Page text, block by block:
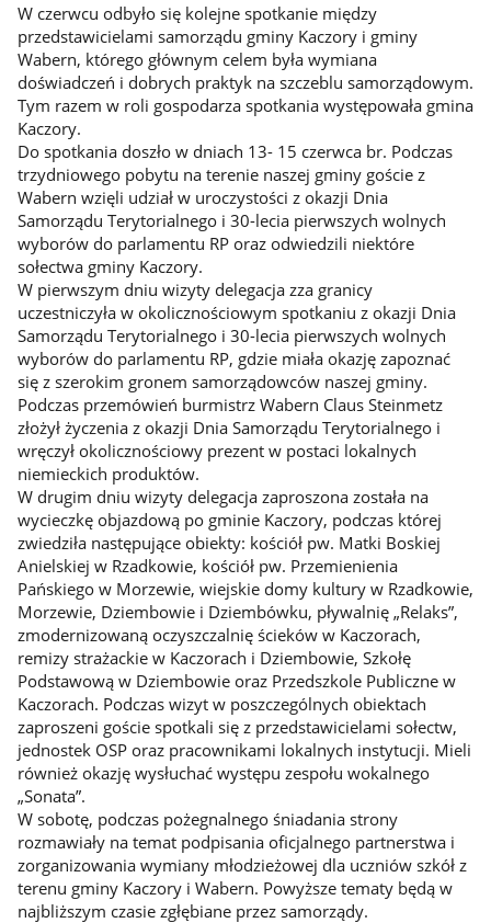
W czerwcu odbyło się kolejne spotkanie między
przedstawicielami samorządu gminy Kaczory i gminy
Wabern, którego głównym celem była wymiana
doświadczeń i dobrych praktyk na szczeblu samorządowym.
Tym razem w roli gospodarza spotkania występowała gmina
Kaczory.
Do spotkania doszło w dniach 13- 15 czerwca br. Podczas
trzydniowego pobytu na terenie naszej gminy goście z
Wabern wzięli udział w uroczystości z okazji Dnia
Samorządu Terytorialnego i 30-lecia pierwszych wolnych
wyborów do parlamentu RP oraz odwiedzili niektóre
sołectwa gminy Kaczory.
W pierwszym dniu wizyty delegacja zza granicy
uczestniczyła w okolicznościowym spotkaniu z okazji Dnia
Samorządu Terytorialnego i 30-lecia pierwszych wolnych
wyborów do parlamentu RP, gdzie miała okazję zapoznać
się z szerokim gronem samorządowców naszej gminy.
Podczas przemówień burmistrz Wabern Claus Steinmetz
złożył życzenia z okazji Dnia Samorządu Terytorialnego i
wręczył okolicznościowy prezent w postaci lokalnych
niemieckich produktów.
W drugim dniu wizyty delegacja zaproszona została na
wycieczkę objazdową po gminie Kaczory, podczas której
zwiedziła następujące obiekty: kościół pw. Matki Boskiej
Anielskiej w Rzadkowie, kościół pw. Przemienienia
Pańskiego w Morzewie, wiejskie domy kultury w Rzadkowie,
Morzewie, Dziembowie i Dziembówku, pływalnię „Relaks”,
zmodernizowaną oczyszczalnię ścieków w Kaczorach,
remizy strażackie w Kaczorach i Dziembowie, Szkołę
Podstawową w Dziembowie oraz Przedszkole Publiczne w
Kaczorach. Podczas wizyt w poszczególnych obiektach
zaproszeni goście spotkali się z przedstawicielami sołectw,
jednostek OSP oraz pracownikami lokalnych instytucji. Mieli
również okazję wysłuchać występu zespołu wokalnego
„Sonata”.
W sobotę, podczas pożegnalnego śniadania strony
rozmawiały na temat podpisania oficjalnego partnerstwa i
zorganizowania wymiany młodzieżowej dla uczniów szkół z
terenu gminy Kaczory i Wabern. Powyższe tematy będą w
najbliższym czasie zgłębiane przez samorządy.